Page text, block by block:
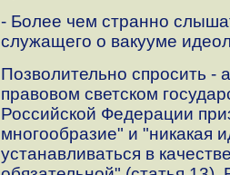
- Более чем странно
служащего о вакууме
Позволительно спросить -
правовом светском
Российской Федерации
многообразие" и "никакая
устанавливаться в